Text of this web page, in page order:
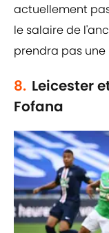
actuellement
le salaire de
prendra pas
8. Leicester
Fofana